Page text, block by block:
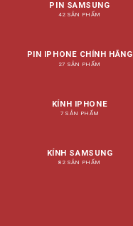
PIN SAMSUNG
42 SẢN PHẨM
PIN IPHONE CHÍNH HÃNG
27 SẢN PHẨM
KÍNH IPHONE
7 SẢN PHẨM
KÍNH SAMSUNG
82 SẢN PHẨM